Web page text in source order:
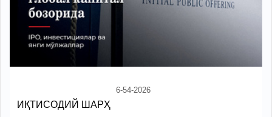
6-54-2026
ИҚТИСОДИЙ ШАРҲ